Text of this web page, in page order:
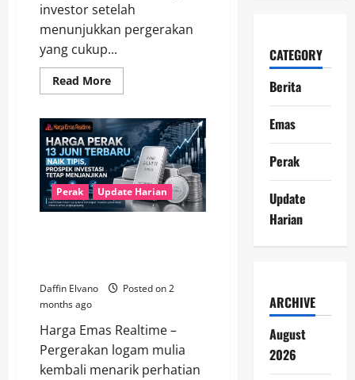
investor setelah
menunjukkan pergerakan
yang cukup...
Read MoreRead
more
Perak
14
Juni
2026
Beri
Harapan
Baru
bagi
Investor
Perak Update Harian
Daffin Elvano
Posted on 2
months ago
Harga Emas Realtime –
Pergerakan logam mulia
kembali menarik perhatian
CATEGORY
Berita
Emas
Perak
Update
Harian
ARCHIVE
August
2026